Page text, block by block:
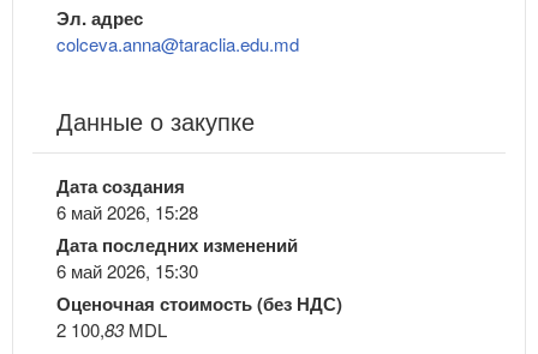
Эл. адрес
colceva.anna@taraclia.edu.md
Данные о закупке
Дата создания
6 май 2026, 15:28
Дата последних изменений
6 май 2026, 15:30
Оценочная стоимость (без НДС)
2 100,83MDL